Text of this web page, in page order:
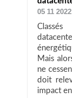
05 11 2022
Mais
ne
doit
impact